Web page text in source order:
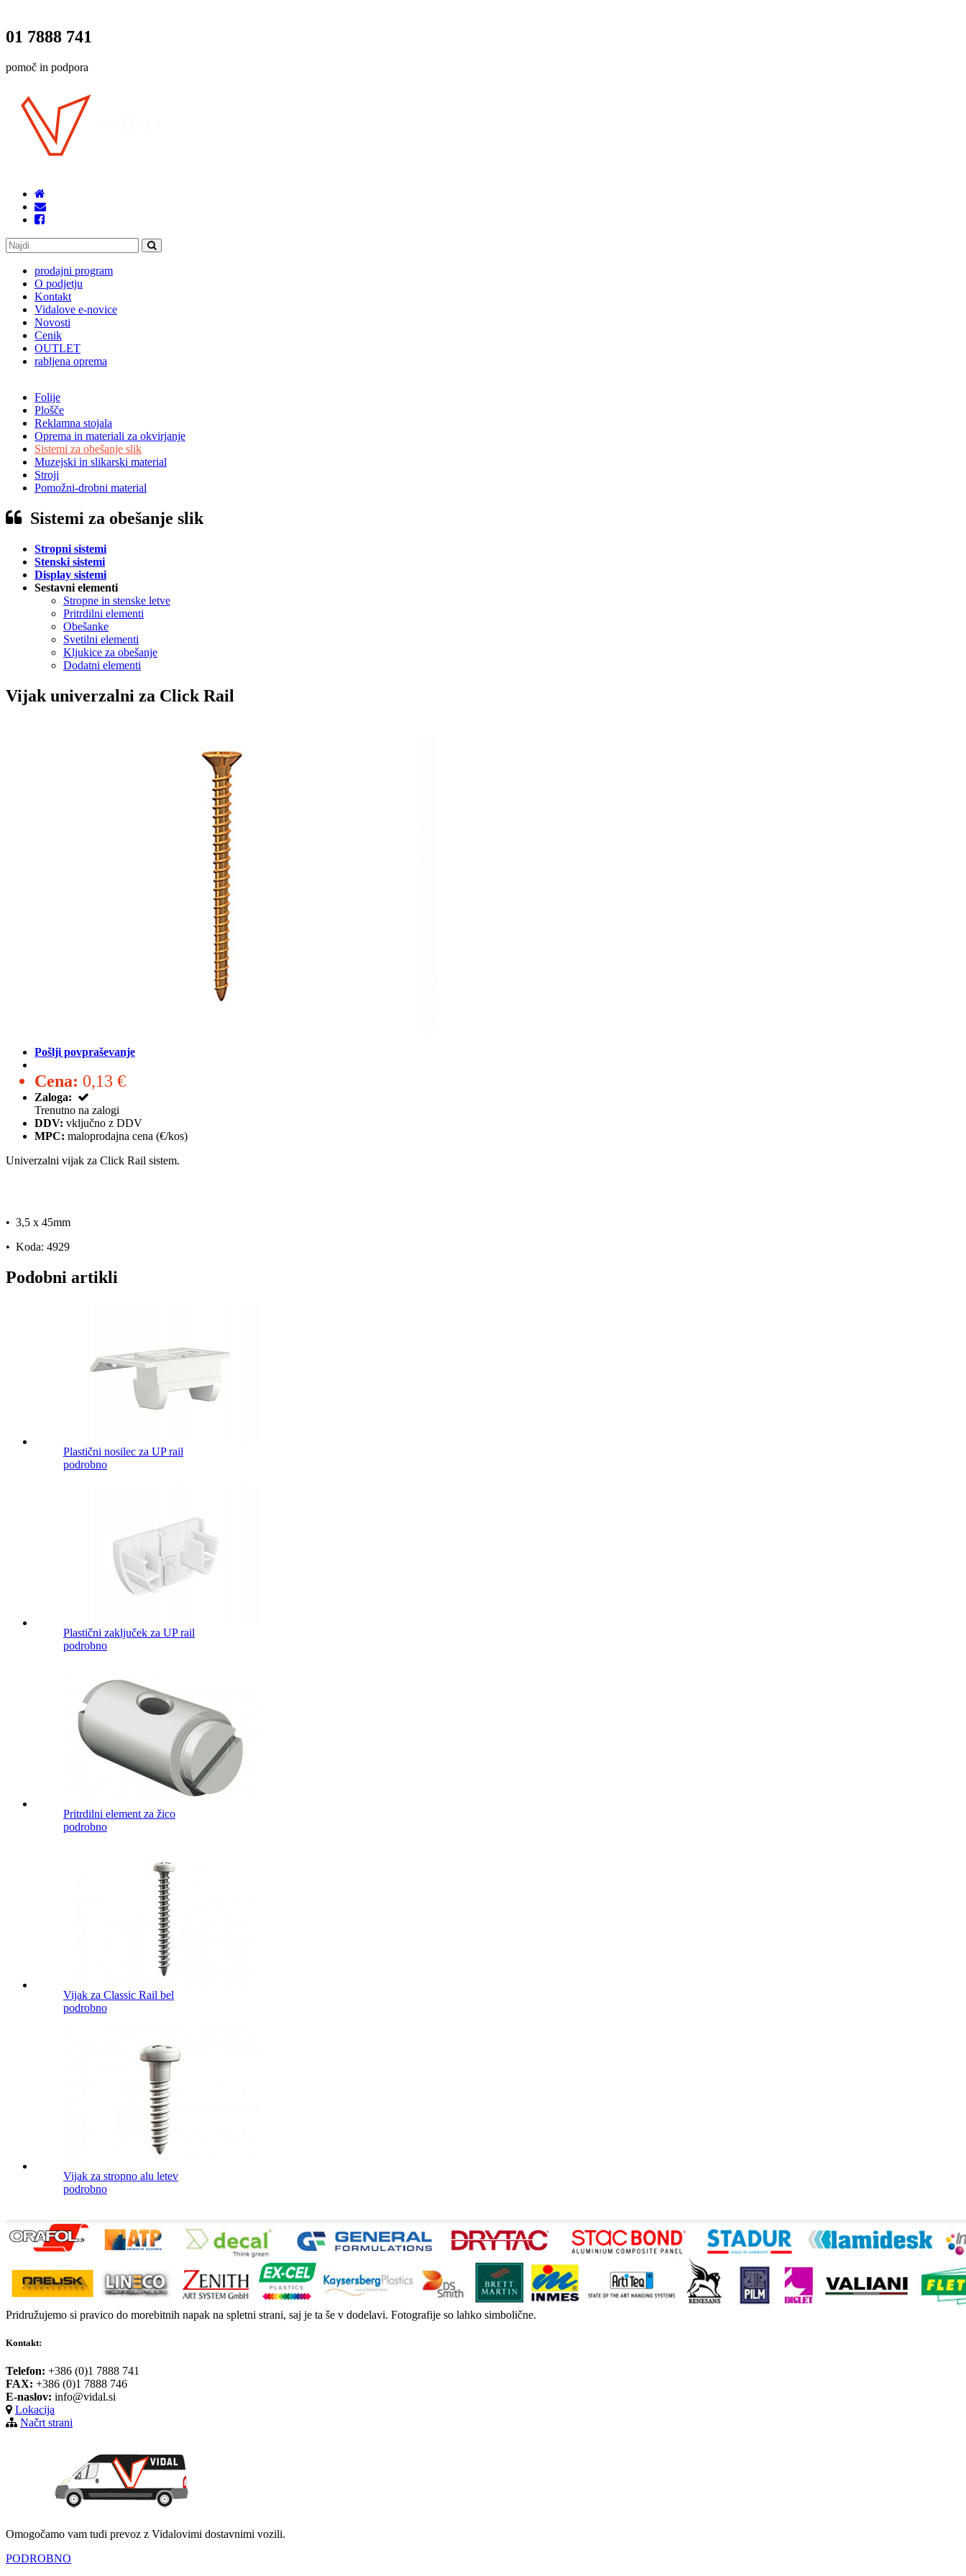
01 7888 741
pomoč in podpora
prodajni program
O podjetju
Kontakt
Vidalove e-novice
Novosti
Cenik
OUTLET
rabljena oprema
Folije
Plošče
Reklamna stojala
Oprema in materiali za okvirjanje
Sistemi za obešanje slik
Muzejski in slikarski material
Stroji
Pomožni-drobni material
Sistemi za obešanje slik
Stropni sistemi
Stenski sistemi
Display sistemi
Sestavni elementi
Stropne in stenske letve
Pritrdilni elementi
Obešanke
Svetilni elementi
Kljukice za obešanje
Dodatni elementi
Vijak univerzalni za Click Rail
Pošlji povpraševanje
Cena: 0,13 €
Zaloga:
Trenutno na zalogi
DDV: vključno z DDV
MPC: maloprodajna cena (€/kos)
Univerzalni vijak za Click Rail sistem.
• 3,5 x 45mm
• Koda: 4929
Podobni artikli
Plastični nosilec za UP rail
podrobno
Plastični zaključek za UP rail
podrobno
Pritrdilni element za žico
podrobno
Vijak za Classic Rail bel
podrobno
Vijak za stropno alu letev
podrobno
Pridružujemo si pravico do morebitnih napak na spletni strani, saj je ta še v dodelavi. Fotografije so lahko simbolične.
Kontakt:
Telefon: +386 (0)1 7888 741
FAX: +386 (0)1 7888 746
E-naslov: info@vidal.si
Lokacija
Načrt strani
Omogočamo vam tudi prevoz z Vidalovimi dostavnimi vozili.
PODROBNO